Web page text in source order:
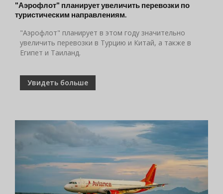
"Аэрофлот" планирует увеличить перевозки по
туристическим направлениям.
"Аэрофлот" планирует в этом году значительно
увеличить перевозки в Турцию и Китай, а также в
Египет и Таиланд.
Увидеть больше